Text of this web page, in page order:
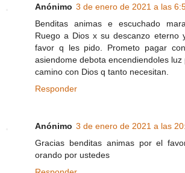
Anónimo 3 de enero de 2021 a las
Benditas animas e escuchado
Ruego a Dios x su descanzo eterno
favor q les pido. Prometo pagar
asiendome debota encendiendoles
camino con Dios q tanto necesitan.
Responder
Anónimo 3 de enero de 2021 a las
Gracias benditas animas por el
orando por ustedes